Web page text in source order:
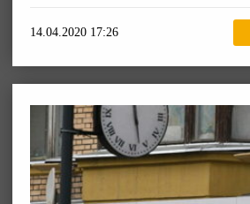
14.04.2020 17:26